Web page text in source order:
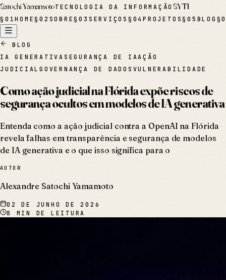
Satochi YamamotoTECNOLOGIA DA INFORMAÇÃOSYTI
§ 01HOME§02 SOBRE§03 SERVIÇOS § 04PROJETOS§05 BLOG §
BLOG
IA GENERATIVA SEGURANÇA DE IAAÇÃO
JUDICIALGOVERNANÇA DE DADOS VULNERABILIDADE
Como ação judicial na Flórida expõe riscos de
segurança ocultos em modelos de IA generativa
Entenda como a ação judicial contra a OpenAI na Flórida
revela falhas em transparência e segurança de modelos
de IA generativa e o que isso significa para o
AUTOR
Alexandre Satochi Yamamoto
02 DE JUNHO DE 2026
8
MIN DE LEITURA